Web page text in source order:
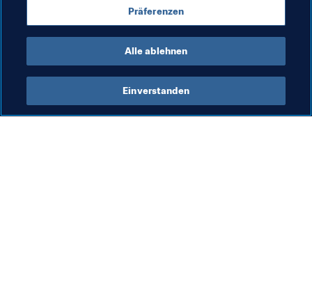
Turniere France
Präferenzen
Alle ablehnen
Einverstanden